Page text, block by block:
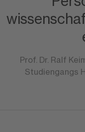
Prof. Dr. Ralf
Studiengangs